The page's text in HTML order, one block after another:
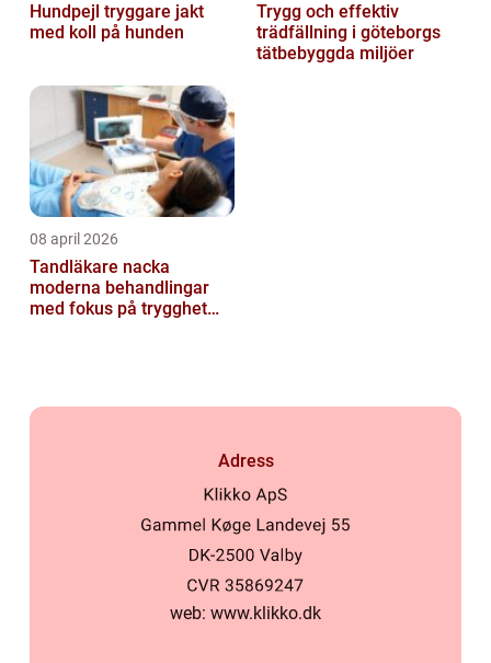
Hundpejl tryggare jakt
med koll på hunden
Trygg och effektiv
trädfällning i göteborgs
tätbebyggda miljöer
08 april 2026
Tandläkare nacka
moderna behandlingar
med fokus på trygghet
Adress
web: www.klikko.dk